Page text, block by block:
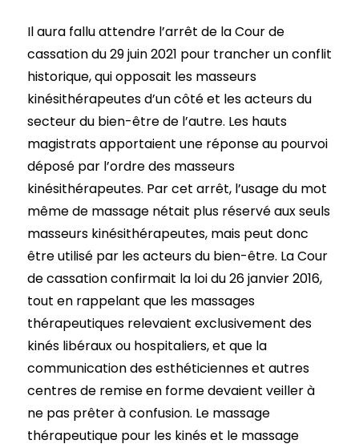
Il aura fallu attendre l’arrêt de la Cour de
cassation du 29 juin 2021 pour trancher un conflit
historique, qui opposait les masseurs
kinésithérapeutes d’un côté et les acteurs du
secteur du bien-être de l’autre. Les hauts
magistrats apportaient une réponse au pourvoi
déposé par l’ordre des masseurs
kinésithérapeutes. Par cet arrêt, l’usage du mot
même de massage nétait plus réservé aux seuls
masseurs kinésithérapeutes, mais peut donc
être utilisé par les acteurs du bien-être. La Cour
de cassation confirmait la loi du 26 janvier 2016,
tout en rappelant que les massages
thérapeutiques relevaient exclusivement des
kinés libéraux ou hospitaliers, et que la
communication des esthéticiennes et autres
centres de remise en forme devaient veiller à
ne pas prêter à confusion. Le massage
thérapeutique pour les kinés et le massage